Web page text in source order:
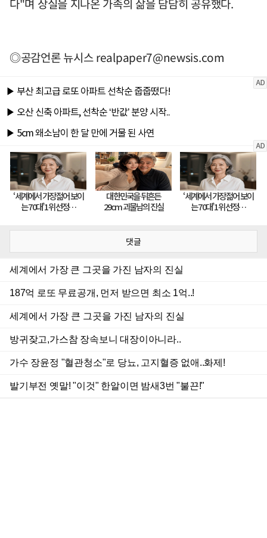
다"며 상실을 지나온 가족의 삶을 담담히 공유했다.
◎공감언론 뉴시스realpaper7@newsis.com
댓글